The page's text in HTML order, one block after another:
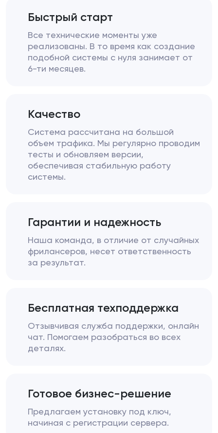
Быстрый старт
Все технические моменты уже
реализованы. В то время как создание
подобной системы с нуля занимает от
6-ти месяцев.
Качество
Система рассчитана на большой
объем трафика. Мы регулярно проводим
тесты и обновляем версии,
обеспечивая стабильную работу
системы.
Гарантии и надежность
Наша команда, в отличие от случайных
фрилансеров, несет ответственность
за результат.
Бесплатная техподдержка
Отзывчивая служба поддержки, онлайн
чат. Помогаем разобраться во всех
деталях.
Готовое бизнес-решение
Предлагаем установку под ключ,
начиная с регистрации сервера.